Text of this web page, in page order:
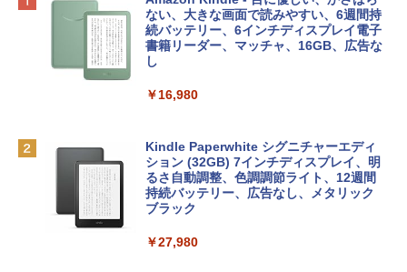
プ搭載13インチノートブック：AIとAppl
e Intelligenceのために設計、Liquid Ret
inaディスプレイ、8GBユニファイドメモ
リ、512GB SSDストレージ、1080p Fac
ゴ
tomtoc 360°保護 15.6 16インチ パソコ
ンケース Dell NEC Lavie ASUS HP dyna
book Lenovo対応
￥2,952
定バーチャルアイテムを含む】 【オンラ
インゲームコード】 ロブロックス | オン
ラインコード版
定バーチャルアイテムを含む】 【オンラ
インゲームコード】 ロブロックス |オン
ラインコード版
￥1,600
￥1,766
ズ (はぴーイラストLabo)
￥480
bデザイン入門講座［第2版］
ない、大きな画面で読みやすい、6週間持
続バッテリー、6インチディスプレイ電子
書籍リーダー、マッチャ、16GB、広告な
し
￥16,980
Kindle Paperwhite シグニチャーエディ
ション (32GB) 7インチディスプレイ、明
るさ自動調整、色調調節ライト、12週間
持続バッテリー、広告なし、メタリック
ブラック
￥27,980